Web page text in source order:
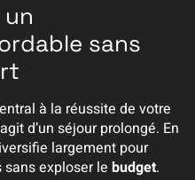
sans
à la réussite de votre
d’un séjour prolongé. En
largement pour
exploser le budget.